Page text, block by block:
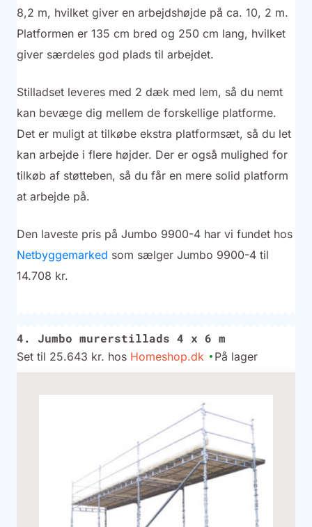
8,2 m, hvilket giver en arbejdshøjde på ca. 10, 2 m.
Platformen er 135 cm bred og 250 cm lang, hvilket
giver særdeles god plads til arbejdet.
Stilladset leveres med 2 dæk med lem, så du nemt
kan bevæge dig mellem de forskellige platforme.
Det er muligt at tilkøbe ekstra platformsæt, så du let
kan arbejde i flere højder. Der er også mulighed for
tilkøb af støtteben, så du får en mere solid platform
at arbejde på.
Den laveste pris på Jumbo 9900-4 har vi fundet hos
Netbyggemarked som sælger Jumbo 9900-4 til
14.708 kr.
4. Jumbo murerstillads 4 x 6 m
Set til 25.643 kr. hos Homeshop.dk På lager